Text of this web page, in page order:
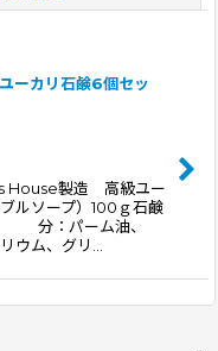
ーカリ石鹸6個セッ
House製造 高級ユー
ルソープ）100ｇ石鹸
分：パーム油、
ウム、グリ…